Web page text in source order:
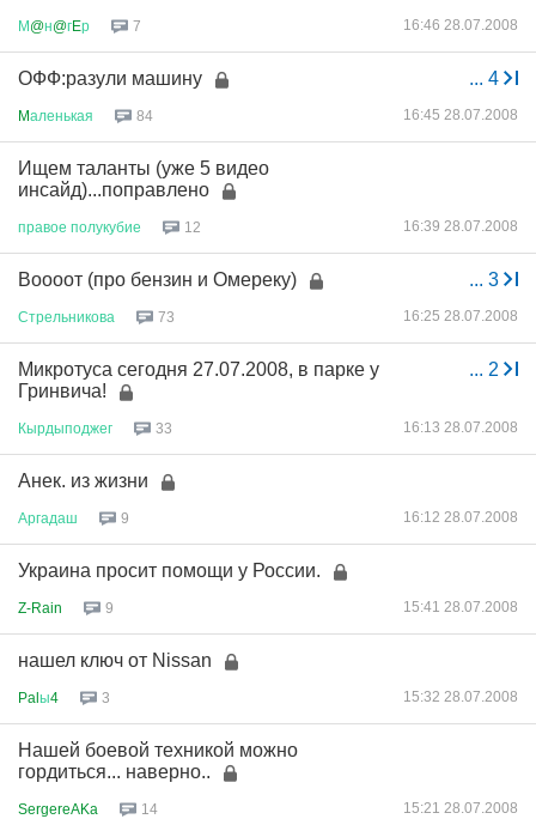
М@н@гEр 7 16:46 28.07.2008
... 4
ОФФ:разули машину
Mаленькая 84 16:45 28.07.2008
Ищем таланты (уже 5 видео
инсайд)...поправлено
правое полукубие 12 16:39 28.07.2008
... 3
Воооот (про бензин и Омереку)
Стрельникова 73 16:25 28.07.2008
... 2
Микротуса сегодня 27.07.2008, в парке у
Гринвича!
Кырдыподжег 33 16:13 28.07.2008
Анек. из жизни
Аргадаш 9 16:12 28.07.2008
Украина просит помощи у России.
Z-Rain 9 15:41 28.07.2008
нашел ключ от Nissan
Palы4 3 15:32 28.07.2008
Нашей боевой техникой можно
гордиться... наверно..
SergereAKa 14 15:21 28.07.2008